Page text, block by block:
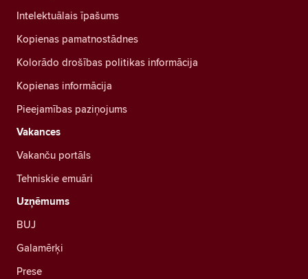
Intelektuālais īpašums
Kopienas pamatnostādnes
Kolorādo drošības politikas informācija
Kopienas informācija
Pieejamības paziņojums
Vakances
Vakanču portāls
Tehniskie emuāri
Uzņēmums
BUJ
Galamērķi
Prese